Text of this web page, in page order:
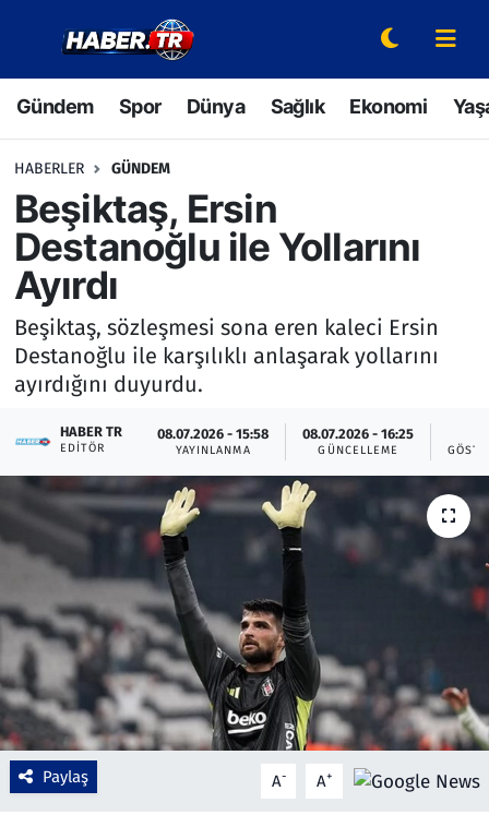
Gündem Spor Dünya Sağlık Ekonomi
HABERLER GÜNDEM
Beşiktaş, Ersin
Destanoğlu ile Yollarını
Ayırdı
Beşiktaş, sözleşmesi sona eren kaleci Ersin
Destanoğlu ile karşılıklı anlaşarak yollarını
ayırdığını duyurdu.
HABER TR
EDITÖR
08.07.2026 - 15:58
YAYINLANMA
08.07.2026 - 16:25
GÜNCELLEME
Paylaş A- A+
Gündem
Spor
Dünya
Sağlık
Ekonomi
Yaşam
Bilim ve Teknoloji
Çevre & Doğa
Eğitim
Turizm
Yerel
Hava Durumu
Trafik Durumu
Süper Lig Puan Durumu ve Fikstür
Tüm Manşetler
Son Dakika Haberleri
Haber Arşivi